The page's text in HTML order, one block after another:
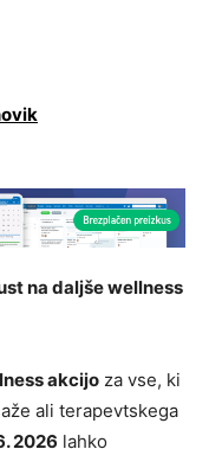
na daljše wellness
akcijo za vse, ki
ali terapevtskega
2026 lahko